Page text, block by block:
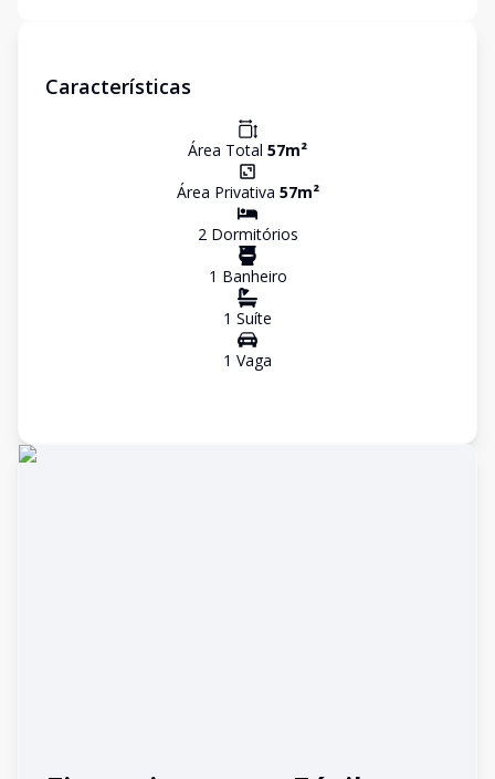
Características
Área Total 57m²
Área Privativa 57m²
2Dormitórios
1 Banheiro
1 Suíte
1 Vaga